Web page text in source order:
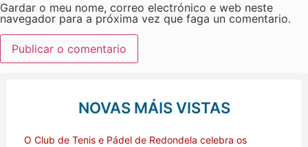
Gardar o meu nome, correo electrónico e web neste
navegador para a próxima vez que faga un comentario.
NOVAS MÁIS VISTAS
O Club de Tenis e Pádel de Redondela celebra os